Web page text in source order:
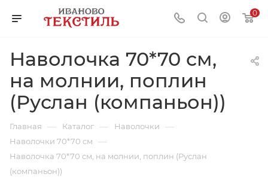
0
Наволочка 70*70 см,
на молнии, поплин
(Руслан (компаньон))
Главная — Каталог — Наволочки —
Наволочки 70*70 см —
Наволочка 70*70 см, на молнии, поплин (Руслан
(компаньон))